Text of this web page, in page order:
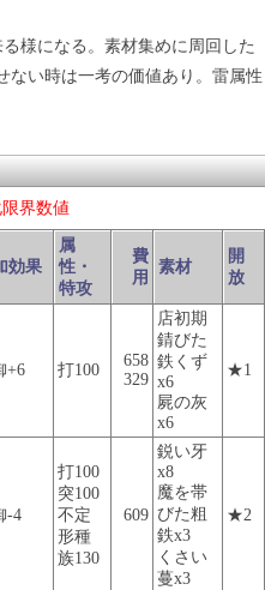
様になる。素材集めに周回した
ない時は一考の価値あり。雷属性
界数値
効果
属
性・
特攻
費
用
素材
開
放
+6 打100
658
329
店初期
錆びた
鉄くず
x6
屍の灰
x6
★1
-4
打100
突100
不定
形種
族130
609
鋭い牙
x8
魔を帯
びた粗
鉄x3
くさい
蔓x3
★2